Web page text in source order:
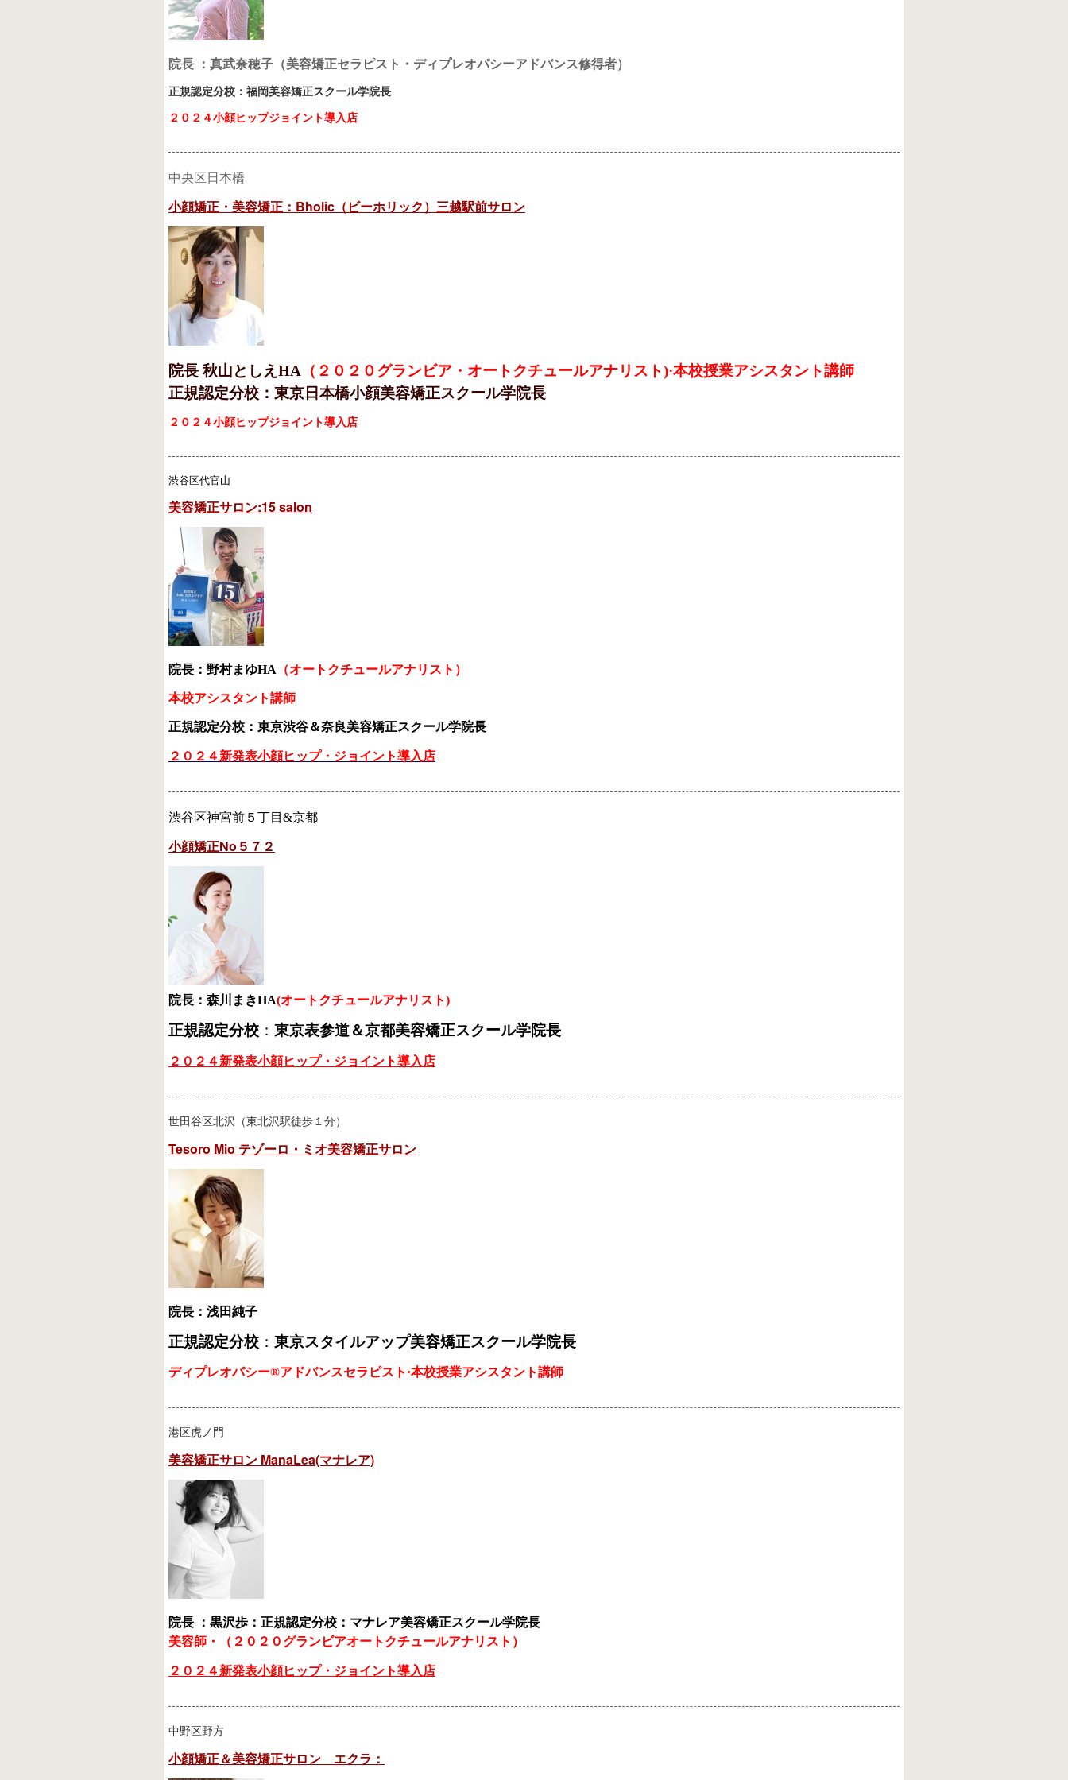
院長 ：真武奈穂子（美容矯正セラピスト・ディプレオパシーアドバンス修得者）
正規認定分校：福岡美容矯正スクール学院長
２０２４小顔ヒップジョイント導入店
中央区日本橋
小顔矯正・美容矯正：Bholic（ビーホリック）三越駅前サロン
院長 秋山としえHA （２０２０グランビア・オートクチュールアナリスト)·本校授業アシスタント講師
正規認定分校：東京日本橋小顔美容矯正スクール学院長
２０２４小顔ヒップジョイント導入店
渋谷区代官山
美容矯正サロン:15 salon
院長：野村まゆHA （オートクチュールアナリスト）
本校アシスタント講師
正規認定分校：東京渋谷＆奈良美容矯正スクール学院長
２０２４新発表小顔ヒップ・ジョイント導入店
渋谷区神宮前５丁目&京都
小顔矯正No５７２
院長：森川まきHA(オートクチュールアナリスト)
正規認定分校 ： 東京表参道＆京都美容矯正スクール学院長
２０２４新発表小顔ヒップ・ジョイント導入店
世田谷区北沢（東北沢駅徒歩１分）
Tesoro Mio テゾーロ・ミオ美容矯正サロン
院長：浅田純子
正規認定分校 ： 東京スタイルアップ美容矯正スクール学院長
ディプレオパシー®アドバンスセラピスト·本校授業アシスタント講師
港区虎ノ門
美容矯正サロン ManaLea(マナレア)
院長 ：黒沢歩： 正規認定分校：マナレア美容矯正スクール学院長
美容師・（２０２０グランビアオートクチュールアナリスト）
２０２４新発表小顔ヒップ・ジョイント導入店
中野区野方
小顔矯正＆美容矯正サロン エクラ：